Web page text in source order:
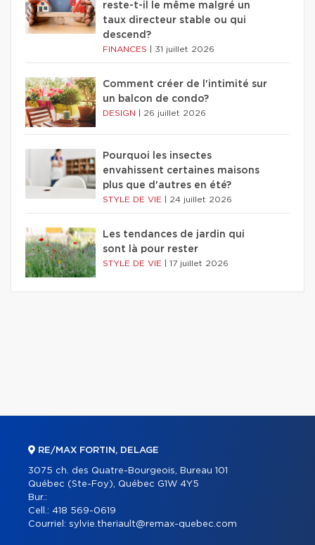
reste-t-il le même malgré un
taux directeur stable ou qui
descend?
FINANCES 31 juillet 2026
Comment créer de l'intimité sur
un balcon de condo?
DESIGN 26 juillet 2026
Pourquoi les insectes
envahissent certaines maisons
plus que d'autres en été?
STYLE DE VIE 24 juillet 2026
Les tendances de jardin qui
sont là pour rester
STYLE DE VIE 17 juillet 2026
RE/MAX FORTIN, DELAGE
3075 ch. des Quatre-Bourgeois, Bureau 101
Québec (Ste-Foy), Québec G1W 4Y5
Bur.:
Cell.: 418 569-0619
Courriel: sylvie.theriault@remax-quebec.com